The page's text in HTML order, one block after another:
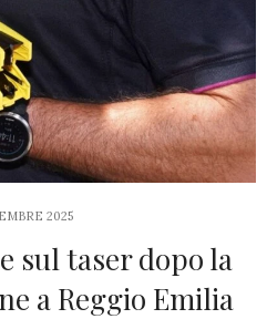
2025
sul taser dopo la
a Reggio Emilia